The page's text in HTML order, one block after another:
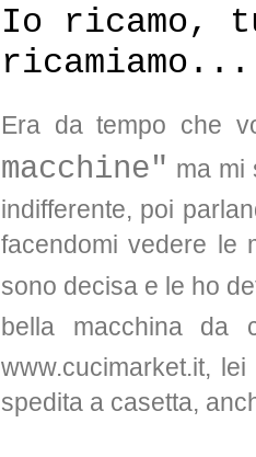
Io ricamo,
ricamiamo...
Era da tempo che
macchine" ma mi
indifferente, poi
facendomi vedere le
sono decisa e le ho
bella macchina
www.cucimarket.it,
spedita a casetta,